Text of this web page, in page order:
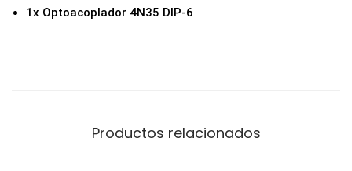
1x Optoacoplador 4N35 DIP-6
Productos relacionados